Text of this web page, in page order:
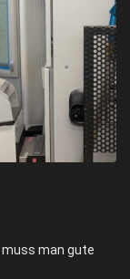
man gute